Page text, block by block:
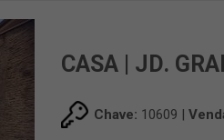
CASA | JD.
Chave: 10609 |